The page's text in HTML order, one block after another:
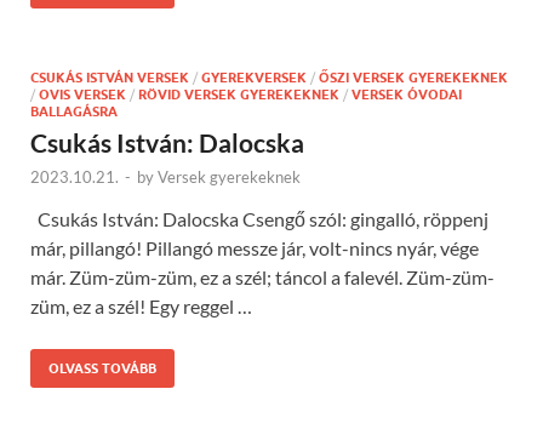
CSUKÁS ISTVÁN VERSEK / GYEREKVERSEK / ŐSZI VERSEK GYEREKEKNEK
/ OVIS VERSEK / RÖVID VERSEK GYEREKEKNEK / VERSEK ÓVODAI
BALLAGÁSRA
Csukás István: Dalocska
2023.10.21. - byVersek gyerekeknek
Csukás István: Dalocska Csengő szól: gingalló, röppenj
már, pillangó! Pillangó messze jár, volt-nincs nyár, vége
már. Züm-züm-züm, ez a szél; táncol a falevél. Züm-züm-
züm, ez a szél! Egy reggel …
OLVASS TOVÁBB